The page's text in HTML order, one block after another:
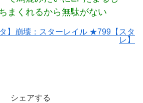
まくれるから無駄がない
タ】崩壊：スターレイル ★799【スタ
レ】
シェアする